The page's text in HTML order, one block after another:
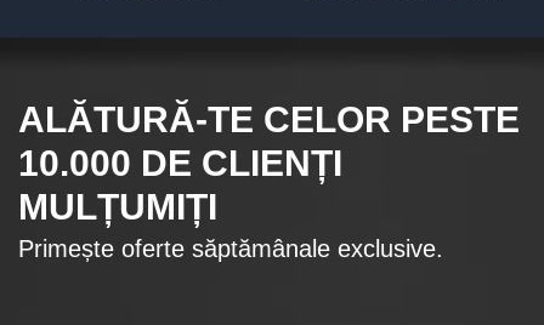
ALĂTURĂ-TE CELOR PESTE
10.000 DE CLIENȚI
MULȚUMIȚI
Primește oferte săptămânale exclusive.